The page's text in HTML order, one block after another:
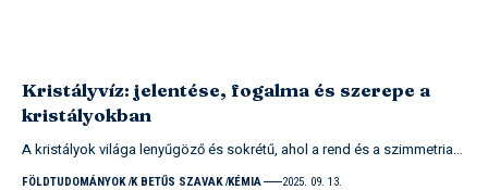
Kristályvíz: jelentése, fogalma és szerepe a
kristályokban
A kristályok világa lenyűgöző és sokrétű, ahol a rend és a szimmetria…
FÖLDTUDOMÁNYOK K BETŰS SZAVAK KÉMIA 2025. 09. 13.